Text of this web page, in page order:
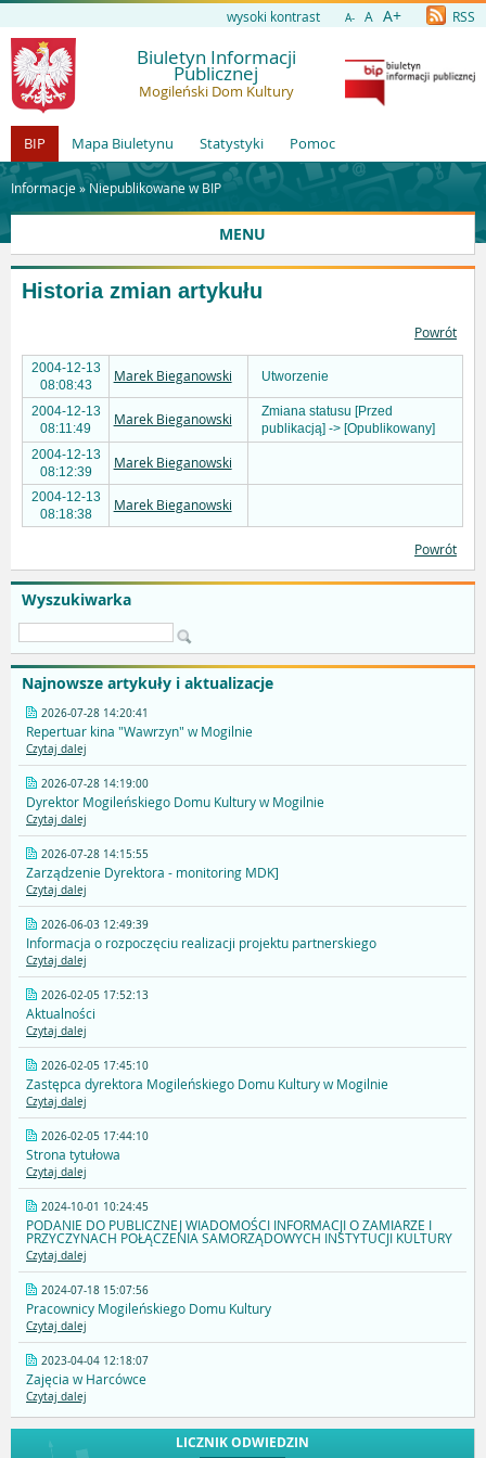
wysoki kontrast A- A A+ RSS
Biuletyn Informacji
Publicznej
Mogileński Dom Kultury
BIP Mapa Biuletynu Statystyki Pomoc
Informacje »Niepublikowane w BIP
MENU
Wyszukiwarka
Najnowsze artykuły i aktualizacje
2026-07-28 14:20:41
Repertuar kina "Wawrzyn" w Mogilnie
Czytaj dalej
2026-07-28 14:19:00
Dyrektor Mogileńskiego Domu Kultury w Mogilnie
Czytaj dalej
2026-07-28 14:15:55
Zarządzenie Dyrektora - monitoring MDK]
Czytaj dalej
2026-06-03 12:49:39
Informacja o rozpoczęciu realizacji projektu partnerskiego
Czytaj dalej
2026-02-05 17:52:13
Aktualności
Czytaj dalej
2026-02-05 17:45:10
Zastępca dyrektora Mogileńskiego Domu Kultury w Mogilnie
Czytaj dalej
2026-02-05 17:44:10
Strona tytułowa
Czytaj dalej
2024-10-01 10:24:45
PODANIE DO PUBLICZNEJ WIADOMOŚCI INFORMACJI O ZAMIARZE I
PRZYCZYNACH POŁĄCZENIA SAMORZĄDOWYCH INSTYTUCJI KULTURY
Czytaj dalej
2024-07-18 15:07:56
Pracownicy Mogileńskiego Domu Kultury
Czytaj dalej
2023-04-04 12:18:07
Zajęcia w Harcówce
Czytaj dalej
LICZNIK ODWIEDZIN
Historia zmian artykułu
Powrót
2004-12-13
08:08:43
Marek Bieganowski Utworzenie
2004-12-13
08:11:49
Marek Bieganowski
Zmiana statusu [Przed
publikacją] -> [Opublikowany]
2004-12-13
08:12:39
Marek Bieganowski
2004-12-13
08:18:38
Marek Bieganowski
Powrót